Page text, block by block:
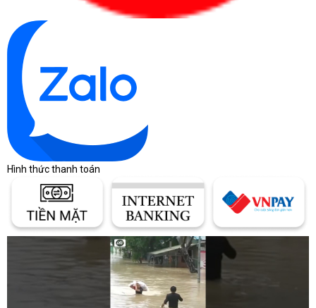
Hình thức thanh toán